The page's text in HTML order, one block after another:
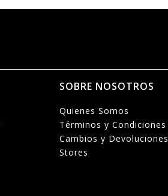
SOBRE NOSOTROS
Quienes Somos
Términos y Condiciones
Cambios y Devoluciones
Stores